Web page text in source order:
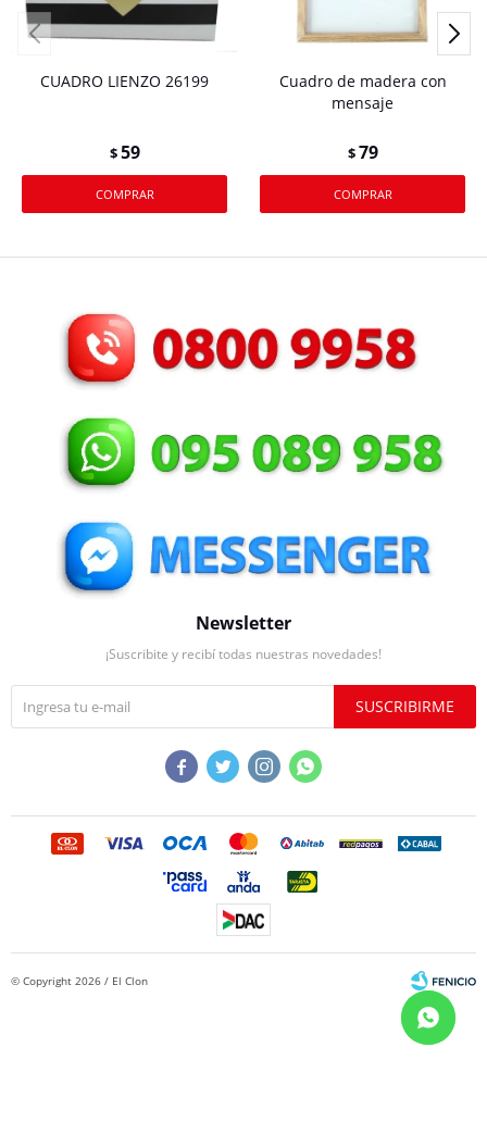
CUADRO LIENZO 26199
$59
Cuadro de madera con
mensaje
$79
Newsletter
¡Suscribite y recibí todas nuestras novedades!
SUSCRIBIRME
   
© Copyright 2026 / El Clon